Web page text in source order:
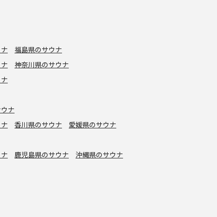
福島県のサウナ
神奈川県のサウナ
ナ
香川県のサウナ 愛媛県のサウナ
鹿児島県のサウナ 沖縄県のサウナ